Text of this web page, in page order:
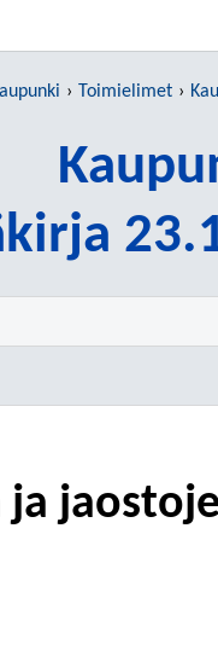
Toimielimet
ja